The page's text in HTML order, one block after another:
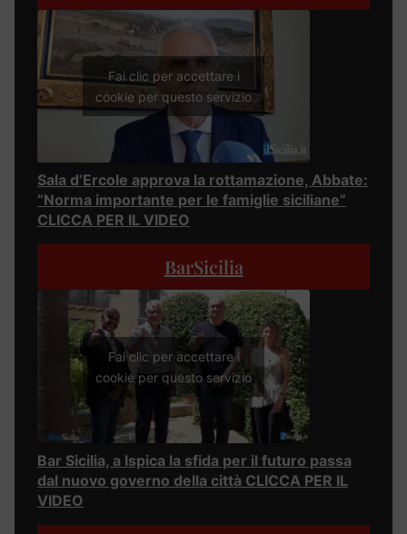
Fai clic per accettare i
cookie per questo servizio
Sala d’Ercole approva la rottamazione, Abbate:
“Norma importante per le famiglie siciliane”
CLICCA PER IL VIDEO
BarSicilia
Fai clic per accettare i
cookie per questo servizio
Bar Sicilia, a Ispica la sfida per il futuro passa
dal nuovo governo della città CLICCA PER IL
VIDEO